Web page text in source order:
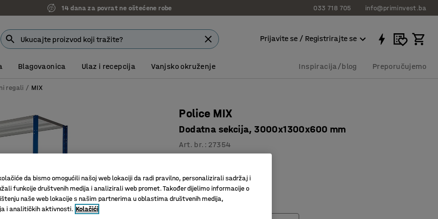
14 dana za povrat ne oštećene robe 033 718 705 info@priminvest.ba
Prijavite se / Registrirajte se
Blagovaonica Ulaz i recepcija Vanjsko okruženje Inspiracija/blog Preporučujemo
regali MIX
Police MIX
Dodatna sekcija, 3000x1300x600 mm
Art. br. : 27354
Dodatno visoki regali
Podesivi
da bismo omogućili našoj web lokaciji da radi pravilno, personalizirali sadržaj i
funkcije društvenih medija i analizirali web promet. Također dijelimo informacije o
naše web lokacije s našim partnerima u oblastima društvenih medija,
i analitičkih aktivnosti. Kolačići